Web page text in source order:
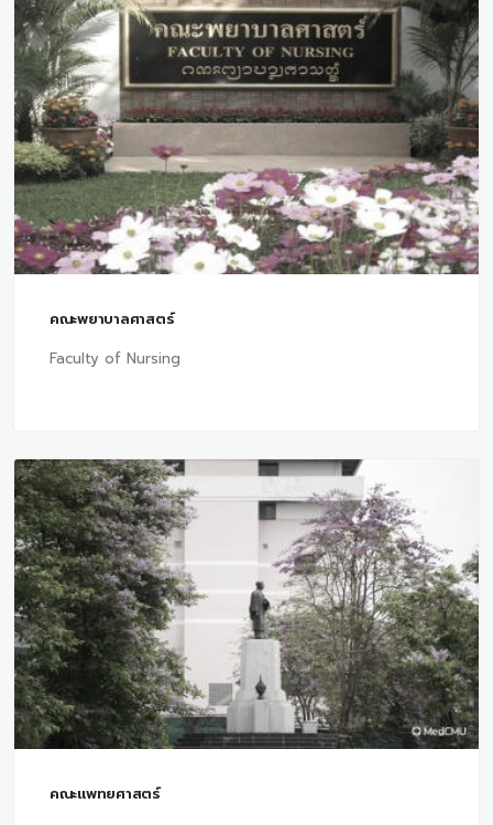
คณะพยาบาลศาสตร์
Faculty of Nursing
คณะแพทยศาสตร์